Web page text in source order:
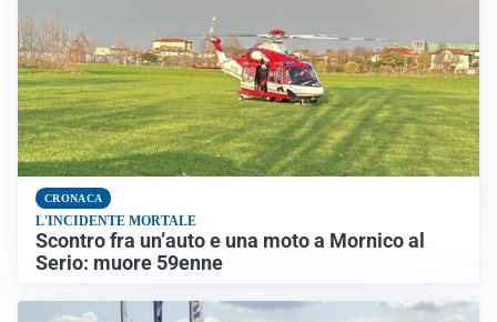
CRONACA
L'INCIDENTE MORTALE
Scontro fra un’auto e una moto a Mornico al
Serio: muore 59enne